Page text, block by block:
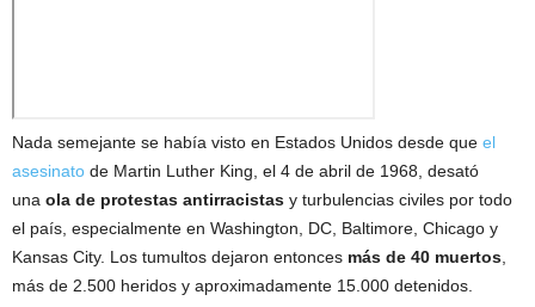
​Nada semejante se había visto en Estados Unidos desde que el
asesinato de Martin Luther King, el 4 de abril de 1968, desató
una ola de protestas antirracistas y turbulencias civiles por todo
el país, especialmente en Washington, DC, Baltimore, Chicago y
Kansas City. Los tumultos dejaron entonces más de 40 muertos
más de 2.500 heridos y aproximadamente 15.000 detenidos.